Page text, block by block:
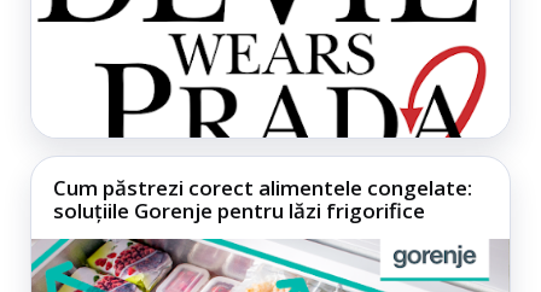
Cum păstrezi corect alimentele congelate:
soluțiile Gorenje pentru lăzi frigorifice